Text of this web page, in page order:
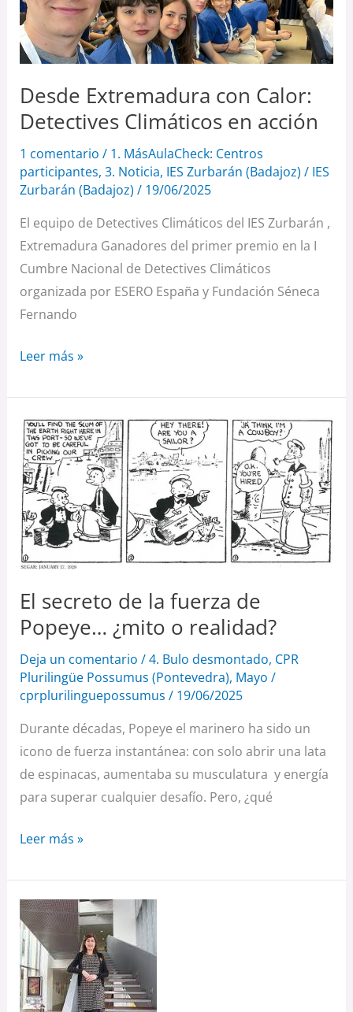
Desde Extremadura con Calor:
Detectives Climáticos en acción
1 comentario / 1. MásAulaCheck: Centros
participantes, 3. Noticia, IES Zurbarán (Badajoz) / IES
Zurbarán (Badajoz) / 19/06/2025
El equipo de Detectives Climáticos del IES Zurbarán ,
Extremadura Ganadores del primer premio en la I
Cumbre Nacional de Detectives Climáticos
organizada por ESERO España y Fundación Séneca
Fernando
Calor:
Detectives
Climáticos
acción
Leer más »
El secreto de la fuerza de
Popeye… ¿mito o realidad?
Deja un comentario /4. Bulo desmontado, CPR
Plurilingüe Possumus (Pontevedra), Mayo /
cprplurilinguepossumus / 19/06/2025
Durante décadas, Popeye el marinero ha sido un
icono de fuerza instantánea: con solo abrir una lata
de espinacas, aumentaba su musculatura y energía
para superar cualquier desafío. Pero, ¿qué
El
secreto
de
la
fuerza
de
Popeye…
o
realidad?
Leer más »
Ciencia,
igualdad
y
psicología:
encuentro